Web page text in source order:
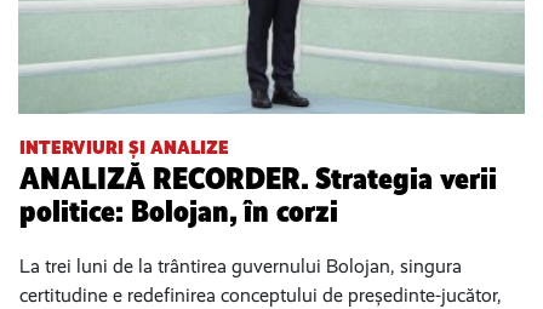
INTERVIURI ȘI ANALIZE
ANALIZĂ RECORDER. Strategia verii
politice: Bolojan, în corzi
La trei luni de la trântirea guvernului Bolojan, singura
certitudine e redefinirea conceptului de președinte-jucător,